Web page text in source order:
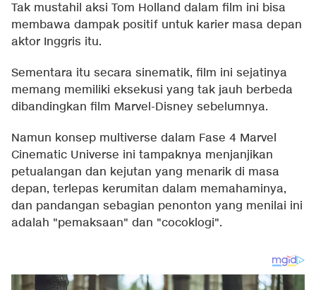
Tak mustahil aksi Tom Holland dalam film ini bisa
membawa dampak positif untuk karier masa depan
aktor Inggris itu.
Sementara itu secara sinematik, film ini sejatinya
memang memiliki eksekusi yang tak jauh berbeda
dibandingkan film Marvel-Disney sebelumnya.
Namun konsep multiverse dalam Fase 4 Marvel
Cinematic Universe ini tampaknya menjanjikan
petualangan dan kejutan yang menarik di masa
depan, terlepas kerumitan dalam memahaminya,
dan pandangan sebagian penonton yang menilai ini
adalah "pemaksaan" dan "cocoklogi".